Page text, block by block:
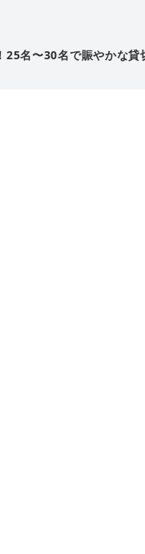
名〜30名で賑やかな貸